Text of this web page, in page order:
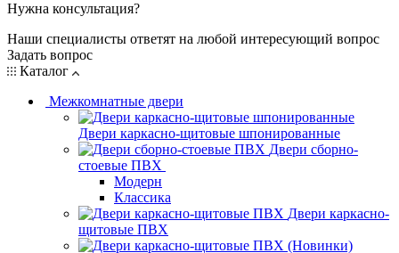
Нужна консультация?
Наши специалисты ответят на любой интересующий вопрос
Задать вопрос
Каталог
Межкомнатные двери
Двери каркасно-щитовые шпонированные
Двери сборно-
стоевые ПВХ
Модерн
Классика
Двери каркасно-
щитовые ПВХ